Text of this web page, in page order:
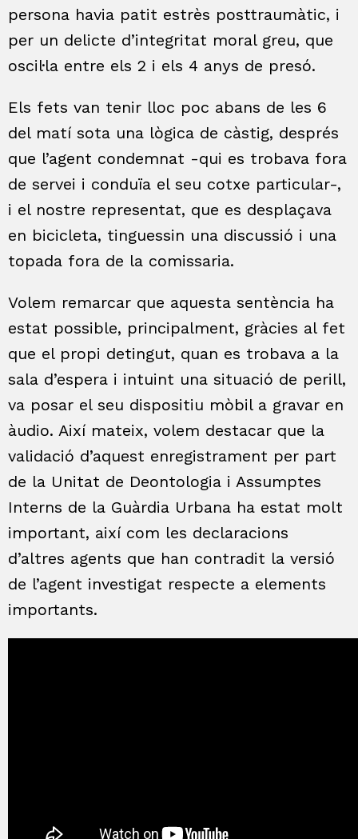
persona havia patit estrès posttraumàtic, i
per un delicte d’integritat moral greu, que
oscil·la entre els 2 i els 4 anys de presó.
Els fets van tenir lloc poc abans de les 6
del matí sota una lògica de càstig, després
que l’agent condemnat -qui es trobava fora
de servei i conduïa el seu cotxe particular-,
i el nostre representat, que es desplaçava
en bicicleta, tinguessin una discussió i una
topada fora de la comissaria.
Volem remarcar que aquesta sentència ha
estat possible, principalment, gràcies al fet
que el propi detingut, quan es trobava a la
sala d’espera i intuint una situació de perill,
va posar el seu dispositiu mòbil a gravar en
àudio. Així mateix, volem destacar que la
validació d’aquest enregistrament per part
de la Unitat de Deontologia i Assumptes
Interns de la Guàrdia Urbana ha estat molt
important, així com les declaracions
d’altres agents que han contradit la versió
de l’agent investigat respecte a elements
importants.